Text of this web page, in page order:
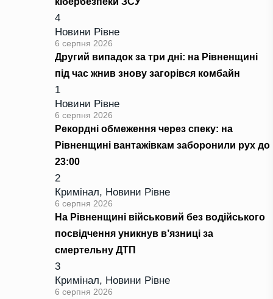
4
Новини Рівне
6 серпня 2026
Другий випадок за три дні: на Рівненщині
під час жнив знову загорівся комбайн
1
Новини Рівне
6 серпня 2026
Рекордні обмеження через спеку: на
Рівненщині вантажівкам заборонили рух до
23:00
2
Кримінал, Новини Рівне
6 серпня 2026
На Рівненщині військовий без водійського
посвідчення уникнув в’язниці за
смертельну ДТП
3
Кримінал, Новини Рівне
6 серпня 2026